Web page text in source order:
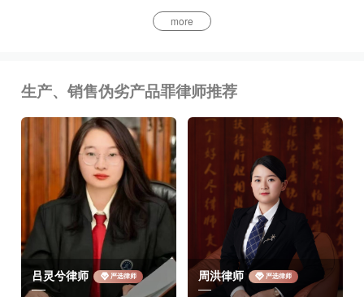
法》的规定，委托指定的估价机构确定。
劣产品的销售金额或者货值金额累计计算。
第三条经省级以上药品监督管理部门设置或者确定的
药品检验机构鉴定，生产、销售的假药具有下列情形
之一的，应认定为刑法第一百四十一条规定的゛足以
严重危害人体健康〞：
(一)含有超标准的有毒有害物质的;
(二)不含所标明的有效成份，可能贻误诊治的;
more
生产、销售伪劣产品罪律师推荐
吕灵兮律师 严选律师 周洪律师 严选律师